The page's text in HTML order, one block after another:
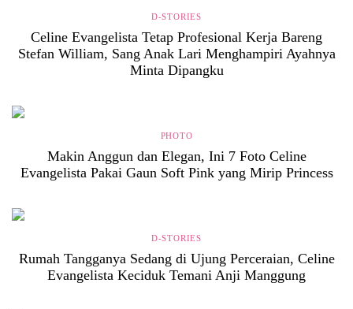
D-STORIES
Celine Evangelista Tetap Profesional Kerja Bareng
Stefan William, Sang Anak Lari Menghampiri Ayahnya
Minta Dipangku
PHOTO
Makin Anggun dan Elegan, Ini 7 Foto Celine
Evangelista Pakai Gaun Soft Pink yang Mirip Princess
D-STORIES
Rumah Tangganya Sedang di Ujung Perceraian, Celine
Evangelista Keciduk Temani Anji Manggung